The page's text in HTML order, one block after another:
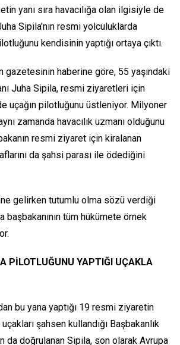
yanı sıra havacılığa olan ilgisiyle de
Sipila'nın resmi yolculuklarda
kendisinin yaptığı ortaya çıktı.
gazetesinin haberine göre, 55 yaşındaki
Juha Sipila, resmi ziyaretleri için
uçağın pilotluğunu üstleniyor. Milyoner
zamanda havacılık uzmanı olduğunu
resmi ziyaret için kiralanan
da şahsi parası ile ödediğini
gelirken tutumlu olma sözü verdiği
başbakanının tüm hükümete örnek
PİLOTLUĞUNU YAPTIĞI UÇAKLA
bu yana yaptığı 19 resmi ziyaretin
şahsen kullandığı Başbakanlık
da doğrulanan Sipila, son olarak Avrupa